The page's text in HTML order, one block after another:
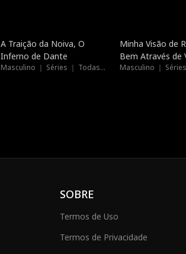
Dublado
A Traição da Noiva, O
Inferno de Dante
Masculino ｜ Séries ｜ Todas as Idades
Dublado
Minha Visão de
Bem Através de
SOBRE
Termos de Uso
Termos de Privacidade